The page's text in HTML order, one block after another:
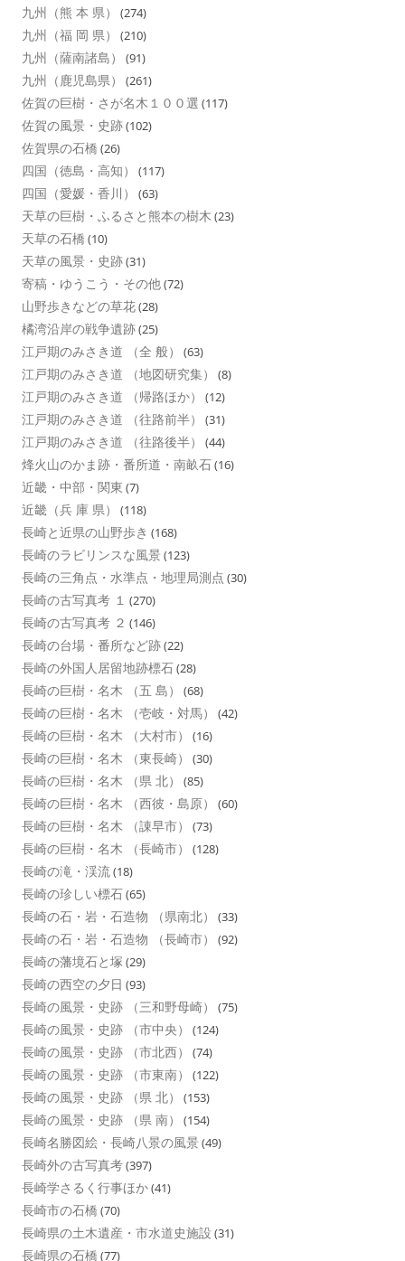
九州（熊 本 県） (274)
九州（福 岡 県） (210)
九州（薩南諸島） (91)
九州（鹿児島県） (261)
佐賀の巨樹・さが名木１００選 (117)
佐賀の風景・史跡(102)
佐賀県の石橋 (26)
四国（徳島・高知） (117)
四国（愛媛・香川） (63)
天草の巨樹・ふるさと熊本の樹木 (23)
天草の石橋 (10)
天草の風景・史跡(31)
寄稿・ゆうこう・その他(72)
山野歩きなどの草花(28)
橘湾沿岸の戦争遺跡(25)
江戸期のみさき道 （全 般） (63)
江戸期のみさき道 （地図研究集） (8)
江戸期のみさき道 （帰路ほか） (12)
江戸期のみさき道 （往路前半） (31)
江戸期のみさき道 （往路後半） (44)
烽火山のかま跡・番所道・南畝石(16)
近畿・中部・関東 (7)
近畿（兵 庫 県） (118)
長崎と近県の山野歩き (168)
長崎のラビリンスな風景 (123)
長崎の三角点・水準点・地理局測点 (30)
長崎の古写真考 １ (270)
長崎の古写真考 ２ (146)
長崎の台場・番所など跡(22)
長崎の外国人居留地跡標石(28)
長崎の巨樹・名木 （五 島） (68)
長崎の巨樹・名木 （壱岐・対馬） (42)
長崎の巨樹・名木 （大村市） (16)
長崎の巨樹・名木 （東長崎） (30)
長崎の巨樹・名木 （県 北） (85)
長崎の巨樹・名木 （西彼・島原） (60)
長崎の巨樹・名木 （諌早市） (73)
長崎の巨樹・名木 （長崎市） (128)
長崎の滝・渓流(18)
長崎の珍しい標石(65)
長崎の石・岩・石造物 （県南北） (33)
長崎の石・岩・石造物 （長崎市） (92)
長崎の藩境石と塚 (29)
長崎の西空の夕日 (93)
長崎の風景・史跡 （三和野母崎） (75)
長崎の風景・史跡 （市中央） (124)
長崎の風景・史跡 （市北西） (74)
長崎の風景・史跡 （市東南） (122)
長崎の風景・史跡 （県 北） (153)
長崎の風景・史跡 （県 南） (154)
長崎名勝図絵・長崎八景の風景 (49)
長崎外の古写真考(397)
長崎学さるく行事ほか(41)
長崎市の石橋 (70)
長崎県の土木遺産・市水道史施設 (31)
長崎県の石橋 (77)